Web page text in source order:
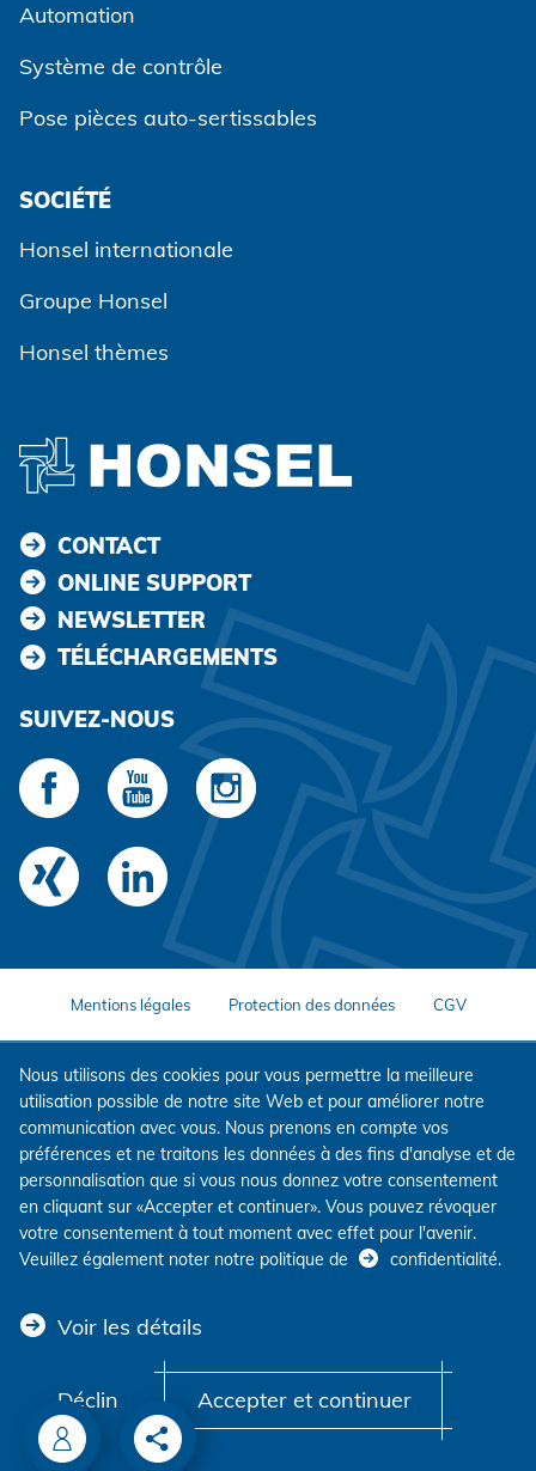
Automation
Système de contrôle
Pose pièces auto-sertissables
SOCIÉTÉ
Honsel internationale
Groupe Honsel
Honsel thèmes
CONTACT
ONLINE SUPPORT
NEWSLETTER
TÉLÉCHARGEMENTS
SUIVEZ-NOUS
Mentions légales Protection des données CGV
Nous utilisons des cookies pour vous permettre la meilleure
utilisation possible de notre site Web et pour améliorer notre
communication avec vous. Nous prenons en compte vos
préférences et ne traitons les données à des fins d'analyse et de
personnalisation que si vous nous donnez votre consentement
en cliquant sur «Accepter et continuer». Vous pouvez révoquer
votre consentement à tout moment avec effet pour l'avenir.
Veuillez également noter notre politique de
confidentialité.
Voir les détails
Déclin Accepter et continuer